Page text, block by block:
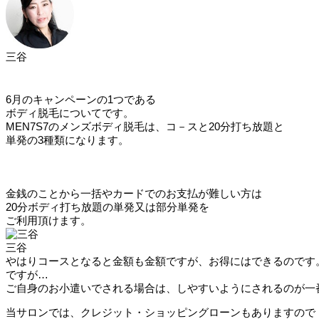
三谷
6月のキャンペーンの1つである
ボディ脱毛についてです。
MEN7S7のメンズボディ脱毛は、コ－スと20分打ち放題と
単発の3種類になります。
金銭のことから一括やカードでのお支払が難しい方は
20分ボディ打ち放題の単発又は部分単発を
ご利用頂けます。
三谷
やはりコースとなると金額も金額ですが、お得にはできるのです
ですが…
ご自身のお小遣いでされる場合は、しやすいようにされるのが一
当サロンでは、クレジット・ショッピングローンもありますので